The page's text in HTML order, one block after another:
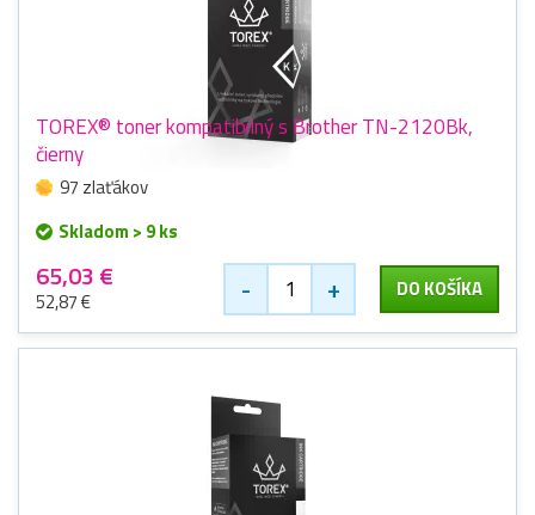
TOREX® toner kompatibilný s Brother TN-2120Bk,
čierny
97 zlaťákov
Skladom > 9 ks
65,03 €
52,87 € - + DO KOŠÍKA